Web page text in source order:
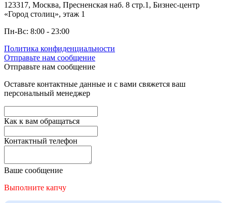
123317, Москва, Пресненская наб. 8 стр.1, Бизнес-центр
«Город столиц», этаж 1
Пн-Вс: 8:00 - 23:00
Политика конфиденциальности
Отправьте нам сообщение
Отправьте нам сообщение
Оставьте контактные данные и с вами свяжется ваш
персональный менеджер
Как к вам обращаться
Контактный телефон
Ваше сообщение
Выполните капчу